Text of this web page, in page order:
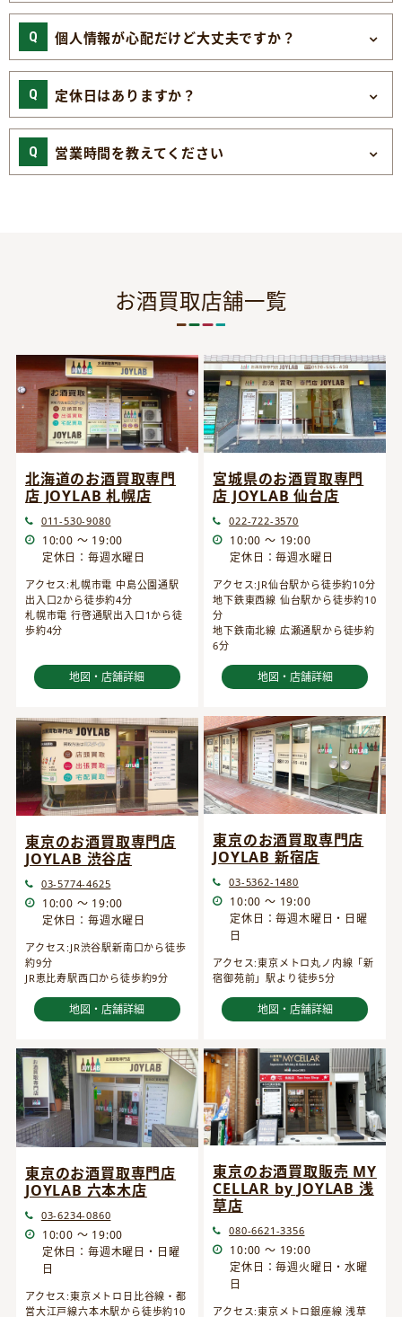
個人情報が心配だけど大丈夫ですか？
定休日はありますか？
営業時間を教えてください
お酒買取店舗一覧
北海道のお酒買取専門
店 JOYLAB 札幌店
011-530-9080
10:00 ～ 19:00
定休日：毎週水曜日
アクセス:札幌市電 中島公園通駅
出入口2から徒歩約4分
札幌市電 行啓通駅出入口1から徒
歩約4分
地図・店舗詳細
宮城県のお酒買取専門
店 JOYLAB 仙台店
022-722-3570
10:00 ～ 19:00
定休日：毎週水曜日
アクセス:JR仙台駅から徒歩約10分
地下鉄東西線 仙台駅から徒歩約10
分
地下鉄南北線 広瀬通駅から徒歩約
6分
地図・店舗詳細
東京のお酒買取専門店
JOYLAB 渋谷店
03-5774-4625
10:00 ～ 19:00
定休日：毎週水曜日
アクセス:JR渋谷駅新南口から徒歩
約9分
JR恵比寿駅西口から徒歩約9分
地図・店舗詳細
東京のお酒買取専門店
JOYLAB 新宿店
03-5362-1480
10:00 ～ 19:00
定休日：毎週木曜日・日曜
日
アクセス:東京メトロ丸ノ内線「新
宿御苑前」駅より徒歩5分
地図・店舗詳細
東京のお酒買取専門店
JOYLAB 六本木店
03-6234-0860
10:00 ～ 19:00
定休日：毎週木曜日・日曜
日
アクセス:東京メトロ日比谷線・都
営大江戸線六本木駅から徒歩約10
東京のお酒買取販売 MY
CELLAR by JOYLAB 浅
草店
080-6621-3356
10:00 ～ 19:00
定休日：毎週火曜日・水曜
日
アクセス:東京メトロ銀座線 浅草